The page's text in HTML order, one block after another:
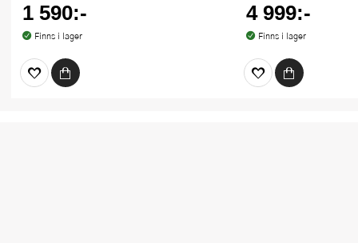
1 590:-
Finns i lager
4 999:-
Finns i lager